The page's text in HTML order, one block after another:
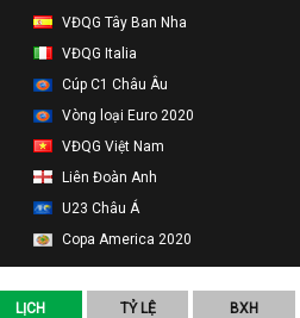
VĐQG Tây Ban Nha
VĐQG Italia
Cúp C1 Châu Âu
Vòng loại Euro 2020
VĐQG Việt Nam
Liên Đoàn Anh
U23 Châu Á
Copa America 2020
LỊCH TỶ LỆ BXH